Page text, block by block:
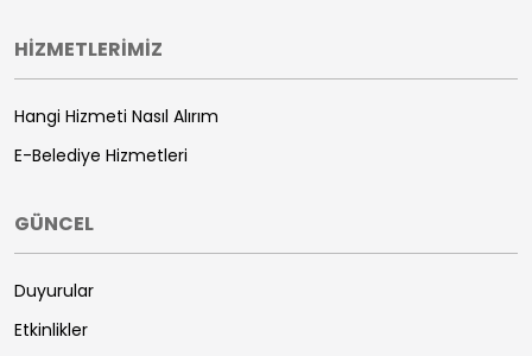
HİZMETLERİMİZ
Hangi Hizmeti Nasıl Alırım
E-Belediye Hizmetleri
GÜNCEL
Duyurular
Etkinlikler